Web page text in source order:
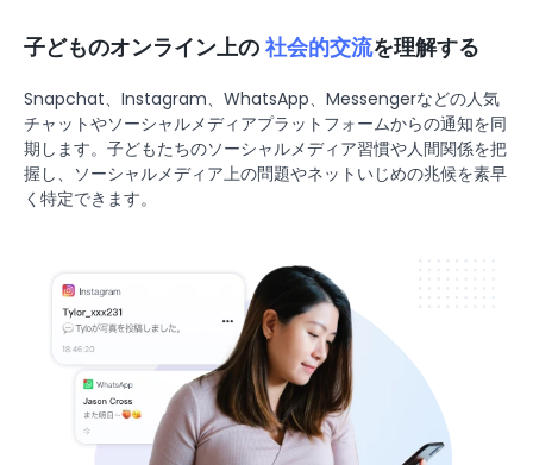
子どものオンライン上の 社会的交流を理解する
Snapchat、Instagram、WhatsApp、Messengerなどの人気
チャットやソーシャルメディアプラットフォームからの通知を同
期します。子どもたちのソーシャルメディア習慣や人間関係を把
握し、ソーシャルメディア上の問題やネットいじめの兆候を素早
く特定できます。